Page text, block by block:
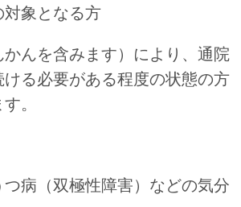
対象となる方
んを含みます）により、通院
ける必要がある程度の状態の方
。
つ病（双極性障害）などの気分